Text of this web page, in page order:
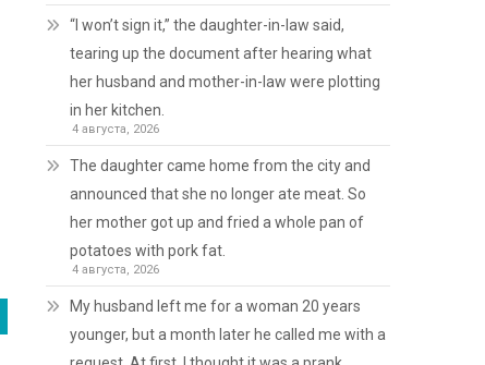
“I won’t sign it,” the daughter-in-law said,
tearing up the document after hearing what
her husband and mother-in-law were plotting
in her kitchen.
4 августа, 2026
The daughter came home from the city and
announced that she no longer ate meat. So
her mother got up and fried a whole pan of
potatoes with pork fat.
4 августа, 2026
My husband left me for a woman 20 years
younger, but a month later he called me with a